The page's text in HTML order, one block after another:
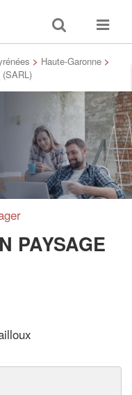
Toggle
search
Toggle
> Haute-Garonne >
PAYSAGE